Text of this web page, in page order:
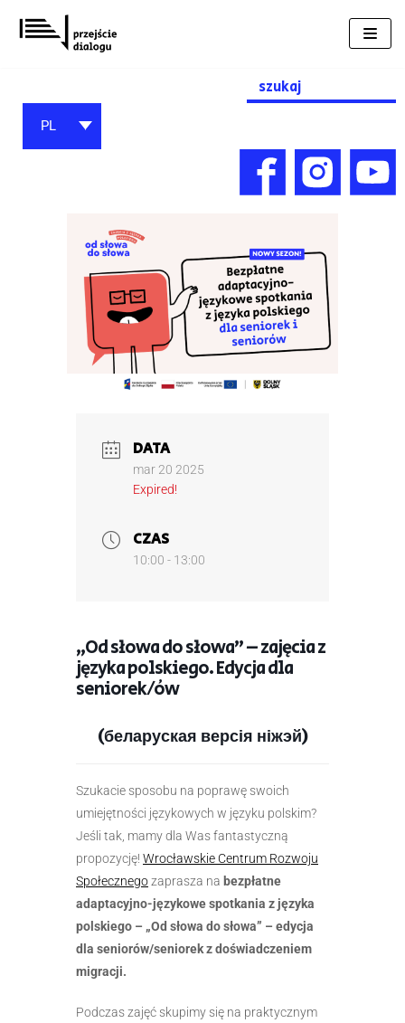
Przejdź
do
Search
for:
PL
DATA
mar 20 2025
Expired!
CZAS
10:00 - 13:00
„Od słowa do słowa” – zajęcia z
języka polskiego. Edycja dla
seniorek/ów
(беларуская версія ніжэй)
Szukacie sposobu na poprawę swoich
umiejętności językowych w języku polskim?
Jeśli tak, mamy dla Was fantastyczną
propozycję! Wrocławskie Centrum Rozwoju
Społecznegozaprasza na bezpłatne
adaptacyjno-językowe spotkania z języka
polskiego – „Od słowa do słowa” – edycja
dla seniorów/seniorek z doświadczeniem
migracji.
Podczas zajęć skupimy się na praktycznym